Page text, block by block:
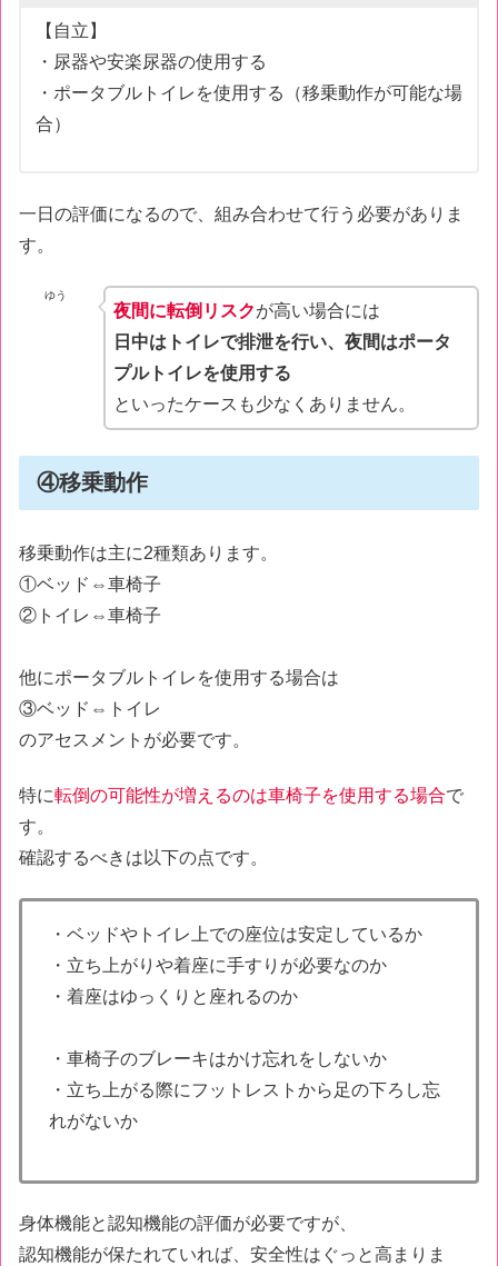
【自立】
・尿器や安楽尿器の使用する
・ポータブルトイレを使用する（移乗動作が可能な場
合）
一日の評価になるので、組み合わせて行う必要がありま
す。
ゆう
夜間に転倒リスクが高い場合には
日中はトイレで排泄を行い、夜間はポータ
プルトイレを使用する
といったケースも少なくありません。
④移乗動作
移乗動作は主に2種類あります。
①ベッド⇔車椅子
②トイレ⇔車椅子
他にポータブルトイレを使用する場合は
③ベッド⇔トイレ
のアセスメントが必要です。
特に転倒の可能性が増えるのは車椅子を使用する場合で
す。
確認するべきは以下の点です。
・ベッドやトイレ上での座位は安定しているか
・立ち上がりや着座に手すりが必要なのか
・着座はゆっくりと座れるのか
・車椅子のブレーキはかけ忘れをしないか
・立ち上がる際にフットレストから足の下ろし忘
れがないか
身体機能と認知機能の評価が必要ですが、
認知機能が保たれていれば、安全性はぐっと高まりま